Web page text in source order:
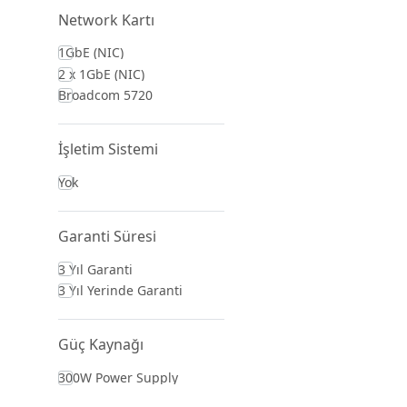
Network Kartı
1GbE (NIC)
2 x 1GbE (NIC)
Broadcom 5720
İşletim Sistemi
Yok
Garanti Süresi
3 Yıl Garanti
3 Yıl Yerinde Garanti
Güç Kaynağı
300W Power Supply